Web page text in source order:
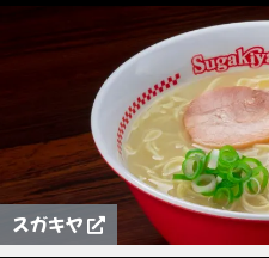
スガキヤ